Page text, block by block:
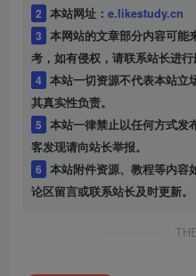
2 本站网址： e.likestudy.cn
3 本网站的文章部分内容可能
考，如有侵权，请联系站长进行
4 本站一切资源不代表本站立
其真实性负责。
5 本站一律禁止以任何方式发
客发现请向站长举报。
6 本站附件资源、教程等内容
论区留言或联系站长及时更新。